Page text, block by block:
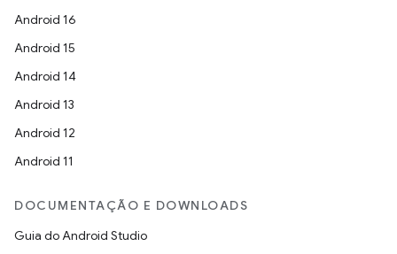
Android 16
Android 15
Android 14
Android 13
Android 12
Android 11
DOCUMENTAÇÃO E DOWNLOADS
Guia do Android Studio